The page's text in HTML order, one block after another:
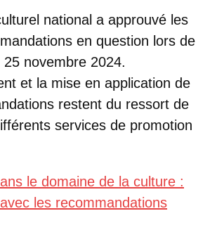
national a approuvé les
en question lors de
novembre 2024.
et la mise en application de
restent du ressort de
services de promotion
le domaine de la culture :
les recommandations